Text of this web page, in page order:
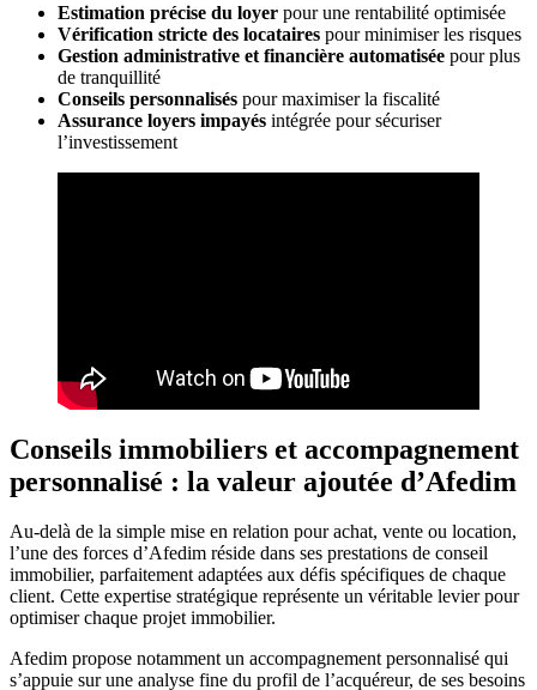
Estimation précise du loyer pour une rentabilité optimisée
Vérification stricte des locataires pour minimiser les risques
Gestion administrative et financière automatisée pour plus
de tranquillité
Conseils personnalisés pour maximiser la fiscalité
Assurance loyers impayés intégrée pour sécuriser
l’investissement
Conseils immobiliers et accompagnement
personnalisé : la valeur ajoutée d’Afedim
Au-delà de la simple mise en relation pour achat, vente ou location,
l’une des forces d’Afedim réside dans ses prestations de conseil
immobilier, parfaitement adaptées aux défis spécifiques de chaque
client. Cette expertise stratégique représente un véritable levier pour
optimiser chaque projet immobilier.
Afedim propose notamment un accompagnement personnalisé qui
s’appuie sur une analyse fine du profil de l’acquéreur, de ses besoins